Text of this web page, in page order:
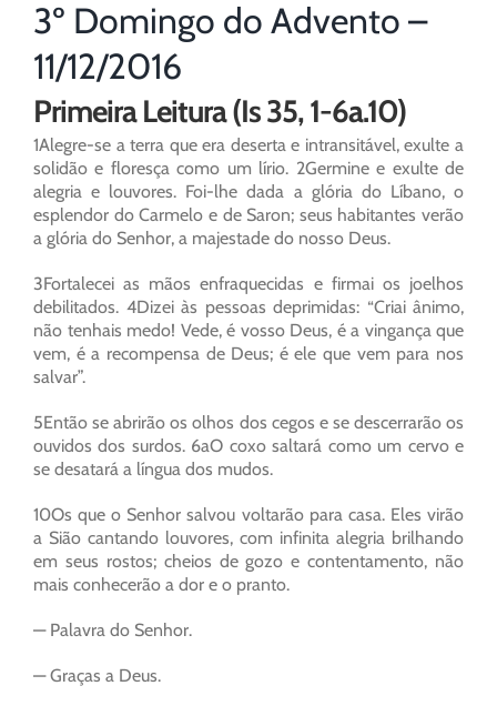
3º Domingo do Advento –
11/12/2016
Primeira Leitura (Is 35, 1-6a.10)
1Alegre-se a terra que era deserta e intransitável, exulte a
solidão e floresça como um lírio. 2Germine e exulte de
alegria e louvores. Foi-lhe dada a glória do Líbano, o
esplendor do Carmelo e de Saron; seus habitantes verão
a glória do Senhor, a majestade do nosso Deus.
3Fortalecei as mãos enfraquecidas e firmai os joelhos
debilitados. 4Dizei às pessoas deprimidas: “Criai ânimo,
não tenhais medo! Vede, é vosso Deus, é a vingança que
vem, é a recompensa de Deus; é ele que vem para nos
salvar”.
5Então se abrirão os olhos dos cegos e se descerrarão os
ouvidos dos surdos. 6aO coxo saltará como um cervo e
se desatará a língua dos mudos.
10Os que o Senhor salvou voltarão para casa. Eles virão
a Sião cantando louvores, com infinita alegria brilhando
em seus rostos; cheios de gozo e contentamento, não
mais conhecerão a dor e o pranto.
— Palavra do Senhor.
— Graças a Deus.